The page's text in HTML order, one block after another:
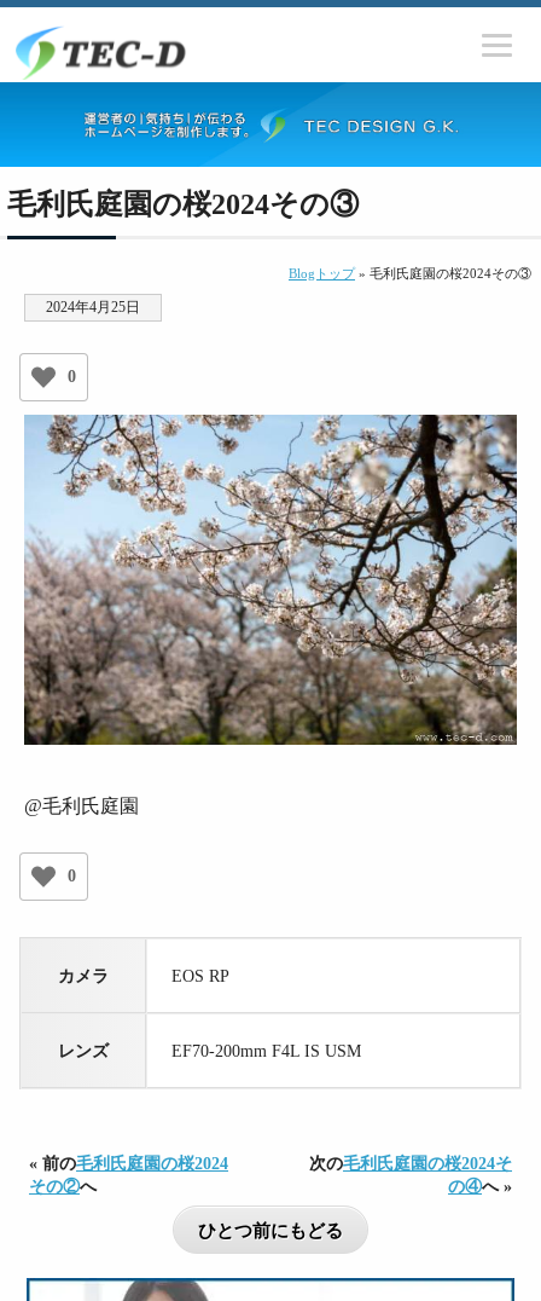
毛利氏庭園の桜2024その③
Blogトップ» 毛利氏庭園の桜2024その③
2024年4月25日
0
@毛利氏庭園
0
カメラ EOS RP
レンズ EF70-200mm F4L IS USM
« 前の毛利氏庭園の桜2024
その②へ
次の毛利氏庭園の桜2024そ
の④へ »